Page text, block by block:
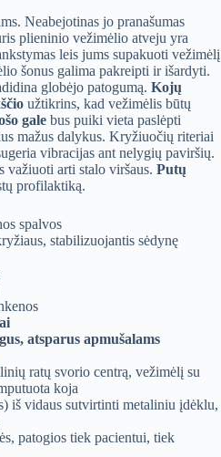
Neabejotinas jo pranašumas
plieninio vežimėlio atveju yra
leis jums supakuoti vežimėlį
šonus galima pakreipti ir išardyti.
globėjo patogumą. Kojų
užtikrins, kad vežimėlis būtų
gale bus puiki vieta paslėpti
mažus dalykus. Kryžiuočių riteriai
vibracijas ant nelygių paviršių.
važiuoti arti stalo viršaus. Putų
profilaktiką.
spalvos
stabilizuojantis sėdynę
atsparus apmušalams
ratų svorio centrą, vežimėlį su
koja
iš vidaus sutvirtinti metaliniu įdėklu,
patogios tiek pacientui, tiek